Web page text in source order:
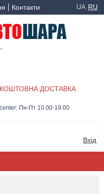
Контакти UA RU
ДОСТАВКА
Пн-Пт 10.00-19.00
Вхід